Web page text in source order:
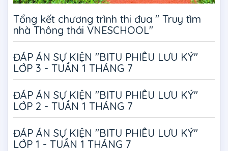
Tổng kết chương trình thi đua " Truy tìm
nhà Thông thái VNESCHOOL"
ĐÁP ÁN SỰ KIỆN "BITU PHIÊU LƯU KÝ"
LỚP 3 - TUẦN 1 THÁNG 7
ĐÁP ÁN SỰ KIỆN "BITU PHIÊU LƯU KÝ"
LỚP 2 - TUẦN 1 THÁNG 7
ĐÁP ÁN SỰ KIỆN "BITU PHIÊU LƯU KÝ"
LỚP 1 - TUẦN 1 THÁNG 7